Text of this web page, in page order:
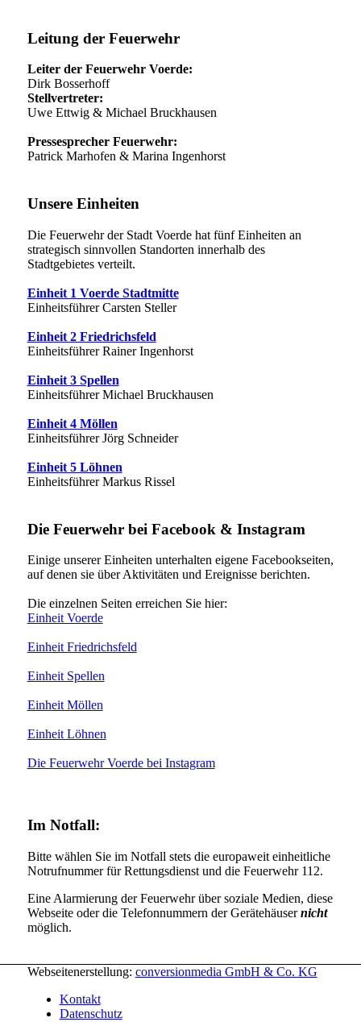
Leitung der Feuerwehr
Leiter der Feuerwehr Voerde:
Dirk Bosserhoff
Stellvertreter:
Uwe Ettwig & Michael Bruckhausen
Pressesprecher Feuerwehr:
Patrick Marhofen & Marina Ingenhorst
Unsere Einheiten
Die Feuerwehr der Stadt Voerde hat fünf Einheiten an
strategisch sinnvollen Standorten innerhalb des
Stadtgebietes verteilt.
Einheit 1 Voerde Stadtmitte
Einheitsführer Carsten Steller
Einheit 2 Friedrichsfeld
Einheitsführer Rainer Ingenhorst
Einheit 3 Spellen
Einheitsführer Michael Bruckhausen
Einheit 4 Möllen
Einheitsführer Jörg Schneider
Einheit 5 Löhnen
Einheitsführer Markus Rissel
Die Feuerwehr bei Facebook & Instagram
Einige unserer Einheiten unterhalten eigene Facebookseiten,
auf denen sie über Aktivitäten und Ereignisse berichten.
Die einzelnen Seiten erreichen Sie hier:
Einheit Voerde
Einheit Friedrichsfeld
Einheit Spellen
Einheit Möllen
Einheit Löhnen
Die Feuerwehr Voerde bei Instagram
Im Notfall:
Bitte wählen Sie im Notfall stets die europaweit einheitliche
Notrufnummer für Rettungsdienst und die Feuerwehr 112.
Eine Alarmierung der Feuerwehr über soziale Medien, diese
Webseite oder die Telefonnummern der Gerätehäusernicht
möglich.
Webseitenerstellung: conversionmedia GmbH & Co. KG
Kontakt
Datenschutz